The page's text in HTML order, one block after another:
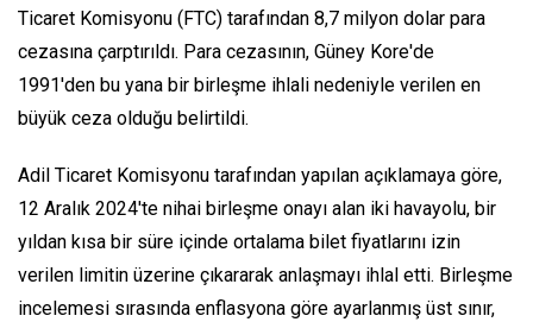
Ticaret Komisyonu (FTC) tarafından 8,7 milyon dolar para
cezasına çarptırıldı. Para cezasının, Güney Kore'de
1991'den bu yana bir birleşme ihlali nedeniyle verilen en
büyük ceza olduğu belirtildi.
Adil Ticaret Komisyonu tarafından yapılan açıklamaya göre,
12 Aralık 2024'te nihai birleşme onayı alan iki havayolu, bir
yıldan kısa bir süre içinde ortalama bilet fiyatlarını izin
verilen limitin üzerine çıkararak anlaşmayı ihlal etti. Birleşme
incelemesi sırasında enflasyona göre ayarlanmış üst sınır,